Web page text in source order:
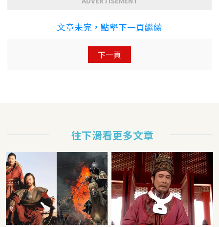
文章未完，點擊下一頁繼續
下一頁
往下滑看更多文章